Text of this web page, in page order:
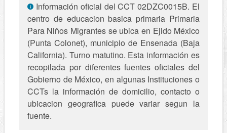
Información oficial del CCT 02DZC0015B. El
centro de educacion basica primaria Primaria
Para Niños Migrantes se ubica en Ejido México
(Punta Colonet), municipio de Ensenada (Baja
California). Turno matutino. Esta información es
recopilada por diferentes fuentes oficiales del
Gobierno de México, en algunas Instituciones o
CCTs la información de domicilio, contacto o
ubicacion geografica puede variar segun la
fuente.